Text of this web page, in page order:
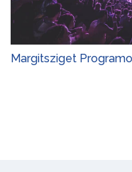
Margitsziget